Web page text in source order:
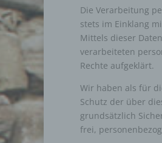
Die Verarbeitung
stets im Einklang
Mittels dieser
verarbeiteten
Rechte aufgeklärt.
Wir haben als für
Schutz der über
grundsätzlich
frei,